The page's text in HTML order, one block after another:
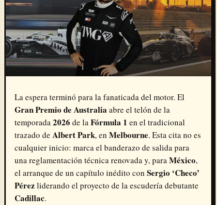
La espera terminó para la fanaticada del motor. El
Gran Premio de Australia abre el telón de la
temporada2026 de laFórmula 1 en el tradicional
trazado de Albert Park, en Melbourne. Esta cita no es
cualquier inicio: marca el banderazo de salida para
una reglamentación técnica renovada y, paraMéxico,
el arranque de un capítulo inédito con Sergio ‘Checo’
Pérez liderando el proyecto de la escudería debutante
Cadillac.